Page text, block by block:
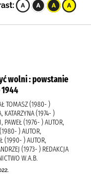
wolni : powstanie
TOMASZ (1980- )
KATARZYNA (1974- )
PAWEŁ (1976- ) AUTOR,
) AUTOR,
(1990- ) AUTOR,
(1973- ) REDAKCJA
W.A.B.